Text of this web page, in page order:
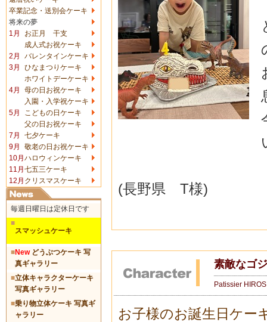
卒業記念・送別会ケーキ
将来の夢
1月
お正月 干支
成人式お祝ケーキ
2月
バレンタインケーキ
3月
ひなまつりケーキ
ホワイトデーケーキ
4月
母の日お祝ケーキ
入園・入学祝ケーキ
5月
こどもの日ケーキ
父の日お祝ケーキ
7月
七夕ケーキ
9月
敬老の日お祝ケーキ
10月 ハロウィンケーキ
11月 七五三ケーキ
12月 クリスマスケーキ
毎週日曜日は定休日です
■
スマッシュケーキ
■Newどうぶつケーキ 写
真ギャラリー
■立体キャラクターケーキ
写真ギャラリー
■乗り物立体ケーキ 写真ギ
ャラリー
(長野県 T様)
素敵なゴ
Patissier
お子様のお誕生日ケー